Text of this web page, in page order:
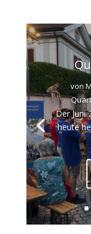
von
Der Juni
heute